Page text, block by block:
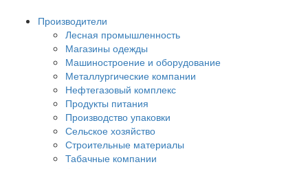
Производители
Лесная промышленность
Магазины одежды
Машиностроение и оборудование
Металлургические компании
Нефтегазовый комплекс
Продукты питания
Производство упаковки
Сельское хозяйство
Строительные материалы
Табачные компании